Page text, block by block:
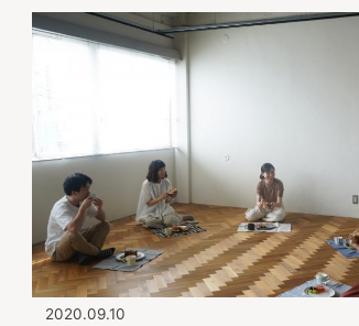
2020.09.10